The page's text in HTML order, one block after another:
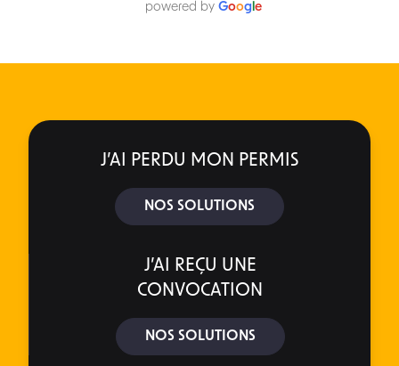
powered by Google
J’AI PERDU MON PERMIS
NOS SOLUTIONS
J’AI REÇU UNE
CONVOCATION
NOS SOLUTIONS